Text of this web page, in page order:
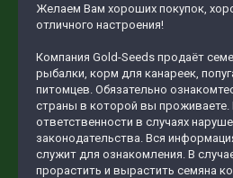
Желаем Вам хороших покупок,
отличного настроения!
Компания Gold-Seeds продаёт
рыбалки, корм для канареек,
питомцев. Обязательно
страны в которой вы проживаете.
ответственности в случаях
законодательства. Вся
служит для ознакомления. В
прорастить и вырастить семяна